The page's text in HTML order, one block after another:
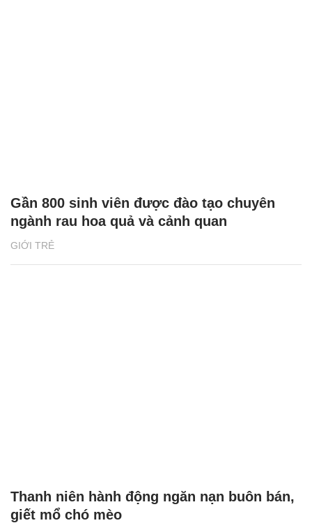
GIỚI TRẺ
Gần 800 sinh viên được đào tạo chuyên
ngành rau hoa quả và cảnh quan
Thanh niên hành động ngăn nạn buôn bán,
giết mổ chó mèo